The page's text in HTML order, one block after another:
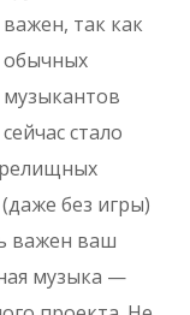
важен, так как
обычных
музыкантов
сейчас стало
без игры)
важен ваш
музыка —